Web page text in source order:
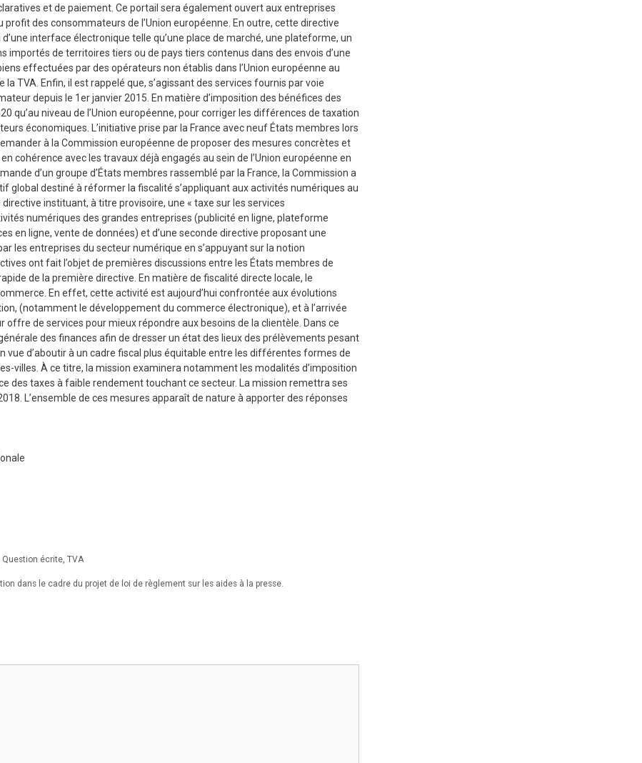
et de paiement. Ce portail sera également ouvert aux entreprises
des consommateurs de l’Union européenne. En outre, cette directive
interface électronique telle qu’une place de marché, une plateforme, un
de territoires tiers ou de pays tiers contenus dans des envois d’une
effectuées par des opérateurs non établis dans l’Union européenne au
TVA. Enfin, il est rappelé que, s’agissant des services fournis par voie
depuis le 1er janvier 2015. En matière d’imposition des bénéfices des
qu’au niveau de l’Union européenne, pour corriger les différences de taxation
économiques. L’initiative prise par la France avec neuf États membres lors
à la Commission européenne de proposer des mesures concrètes et
cohérence avec les travaux déjà engagés au sein de l’Union européenne en
d’un groupe d’États membres rassemblé par la France, la Commission a
global destiné à réformer la fiscalité s’appliquant aux activités numériques au
instituant, à titre provisoire, une « taxe sur les services
numériques des grandes entreprises (publicité en ligne, plateforme
en ligne, vente de données) et d’une seconde directive proposant une
les entreprises du secteur numérique en s’appuyant sur la notion
ont fait l’objet de premières discussions entre les États membres de
de la première directive. En matière de fiscalité directe locale, le
En effet, cette activité est aujourd’hui confrontée aux évolutions
(notamment le développement du commerce électronique), et à l’arrivée
de services pour mieux répondre aux besoins de la clientèle. Dans ce
des finances afin de dresser un état des lieux des prélèvements pesant
vue d’aboutir à un cadre fiscal plus équitable entre les différentes formes de
villes. À ce titre, la mission examinera notamment les modalités d’imposition
des taxes à faible rendement touchant ce secteur. La mission remettra ses
L’ensemble de ces mesures apparaît de nature à apporter des réponses
Question écrite,TVA
dans le cadre du projet de loi de règlement sur les aides à la presse.